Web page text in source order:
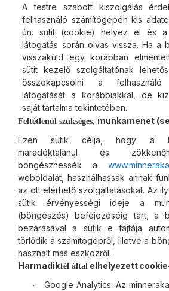
A testre szabott kiszolgálás
felhasználó számítógépén kis
ún. sütit (cookie) helyez el és a
látogatás során olvas vissza. Ha a
visszaküld egy korábban
sütit kezelő szolgáltatónak
összekapcsolni a felhasználó
látogatását a korábbiakkal, de
saját tartalma tekintetében.
Feltétlenül szükséges, munkamenet
Ezen sütik célja, hogy a
maradéktalanul és
böngészhessék a
weboldalát, használhassák annak
az ott elérhető szolgáltatásokat. Az
sütik érvényességi ideje a
(böngészés) befejezéséig tart, a
bezárásával a sütik e fajtája
törlődik a számítógépről, illetve a
használt más eszközről.
Harmadikfél által elhelyezett
·
Google Analytics: Az